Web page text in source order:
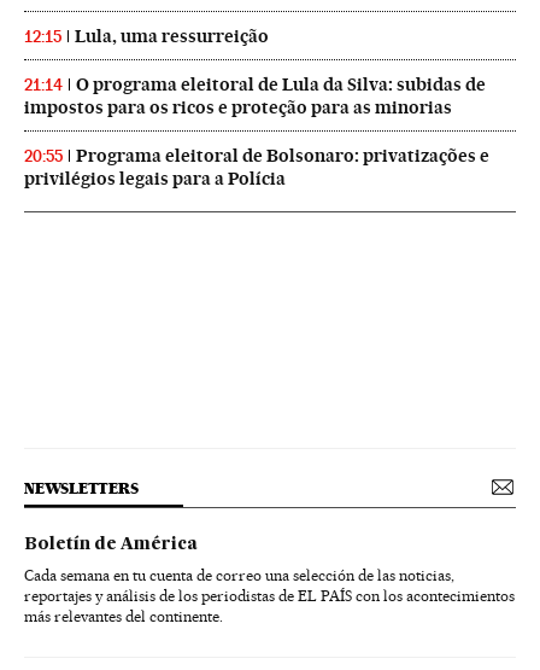
12:15 Lula, uma ressurreição
21:14
O programa eleitoral de Lula da Silva: subidas de
impostos para os ricos e proteção para as minorias
20:55
Programa eleitoral de Bolsonaro: privatizações e
privilégios legais para a Polícia
NEWSLETTERS
Boletín de América
Cada semana en tu cuenta de correo una selección de las noticias,
reportajes y análisis de los periodistas de EL PAÍS con los acontecimientos
más relevantes del continente.